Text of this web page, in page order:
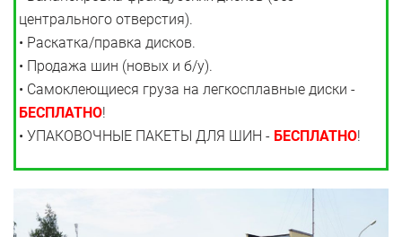
центрального отверстия).
• Раскатка/правка дисков.
• Продажа шин (новых и б/у).
• Самоклеющиеся груза на легкосплавные диски -
БЕСПЛАТНО!
• УПАКОВОЧНЫЕ ПАКЕТЫ ДЛЯ ШИН - БЕСПЛАТНО!